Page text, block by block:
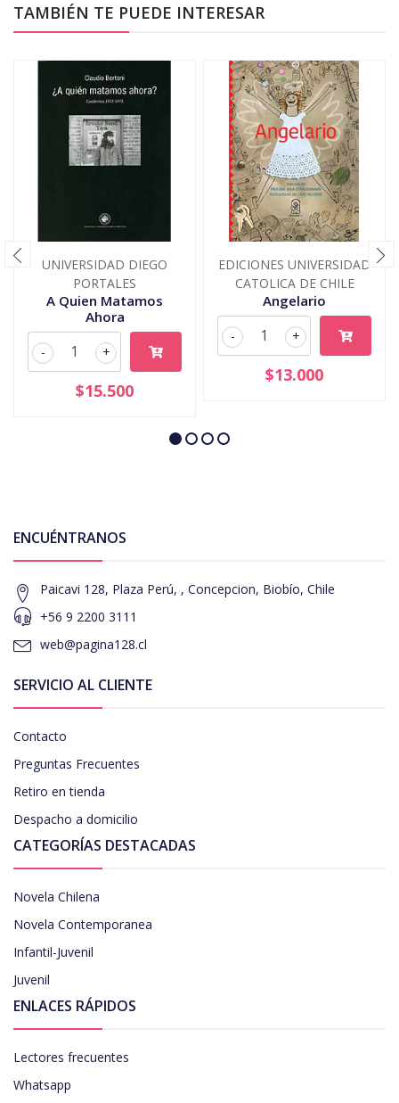
TAMBIÉN TE PUEDE INTERESAR
UNIVERSIDAD DIEGO
PORTALES
A Quien Matamos
Ahora
+
-
$15.500
EDICIONES UNIVERSIDAD
CATOLICA DE CHILE
Angelario
+
-
$13.000
ENCUÉNTRANOS
Paicavi 128, Plaza Perú, , Concepcion, Biobío, Chile
+56 9 2200 3111
web@pagina128.cl
SERVICIO AL CLIENTE
Contacto
Preguntas Frecuentes
Retiro en tienda
Despacho a domicilio
CATEGORÍAS DESTACADAS
Novela Chilena
Novela Contemporanea
Infantil-Juvenil
Juvenil
ENLACES RÁPIDOS
Lectores frecuentes
Whatsapp